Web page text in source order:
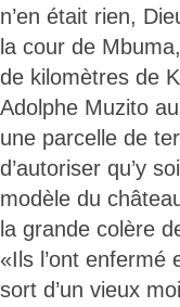
n’en était rien,
la cour de
de kilomètres de
Adolphe Muzito
une parcelle de
d’autoriser qu’y
modèle du
la grande colère
«Ils l’ont enfermé
sort d’un vieux